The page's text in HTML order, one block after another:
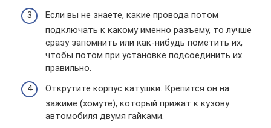
Если вы не знаете, какие провода потом
подключать к какому именно разъему, то лучше
сразу запомнить или как-нибудь пометить их,
чтобы потом при установке подсоединить их
правильно.
Открутите корпус катушки. Крепится он на
зажиме (хомуте), который прижат к кузову
автомобиля двумя гайками.